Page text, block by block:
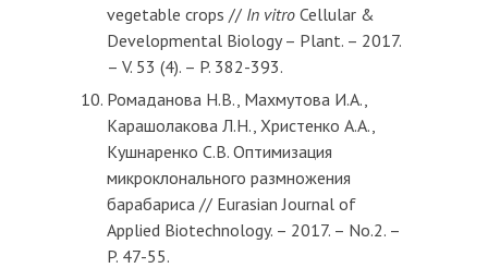
vegetable crops // In vitro Cellular &
Developmental Biology – Plant. – 2017.
– V. 53 (4). – P. 382-393.
Ромаданова Н.В., Махмутова И.А.,
Карашолакова Л.Н., Христенко А.А.,
Кушнаренко С.В. Оптимизация
микроклонального размножения
барабариса // Eurasian Journal of
Applied Biotechnology. – 2017. – No.2. –
P. 47-55.